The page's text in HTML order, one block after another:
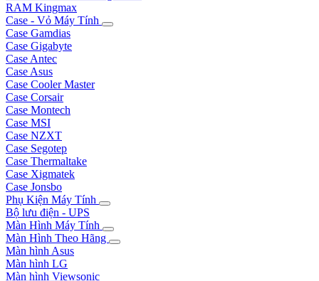
RAM Kingmax
Case - Vỏ Máy Tính
Case Gamdias
Case Gigabyte
Case Antec
Case Asus
Case Cooler Master
Case Corsair
Case Montech
Case MSI
Case NZXT
Case Segotep
Case Thermaltake
Case Xigmatek
Case Jonsbo
Phụ Kiện Máy Tính
Bộ lưu điện - UPS
Màn Hình Máy Tính
Màn Hình Theo Hãng
Màn hình Asus
Màn hình LG
Màn hình Viewsonic